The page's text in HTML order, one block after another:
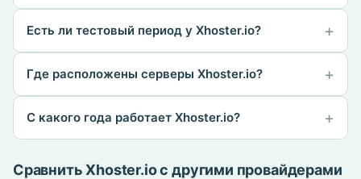
Есть ли тестовый период у Xhoster.io?
Где расположены серверы Xhoster.io?
С какого года работает Xhoster.io?
Сравнить Xhoster.io с другими провайдерами